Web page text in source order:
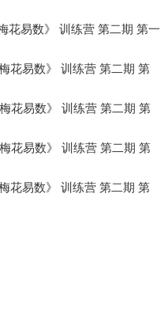
花易数》 训练营 第二期 第一
花易数》 训练营 第二期 第
花易数》 训练营 第二期 第
花易数》 训练营 第二期 第
花易数》 训练营 第二期 第